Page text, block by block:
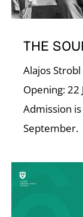
THE
Alajos
Opening: 22
Admission
September.